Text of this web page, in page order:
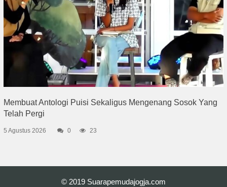
Membuat Antologi Puisi Sekaligus Mengenang Sosok Yang
Telah Pergi
5 Agustus 2026 0 23
© 2019 Suarapemudajogja.com